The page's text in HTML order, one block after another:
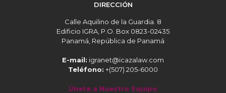
DIRECCIÓN
Calle Aquilino de la Guardia. 8
Edificio IGRA, P.O. Box 0823-02435
Panamá, República de Panamá
E-mail: igranet@icazalaw.com
Teléfono: +(507) 205-6000
Únete a Nuestro Equipo